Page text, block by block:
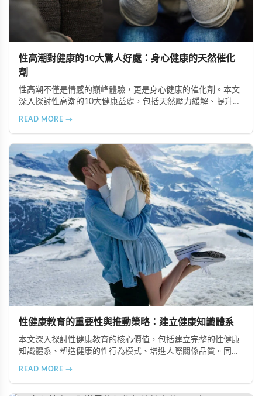
性高潮對健康的10大驚人好處：身心健康的天然催化
劑
性高潮不僅是情感的巔峰體驗，更是身心健康的催化劑。本文
深入探討性高潮的10大健康益處，包括天然壓力緩解、提升睡
情感連結。
READ MORE →
性健康教育的重要性與推動策略：建立健康知識體系
本文深入探討性健康教育的核心價值，包括建立完整的性健康
知識體系、塑造健康的性行為模式、增進人際關係品質。同時
READ MORE →